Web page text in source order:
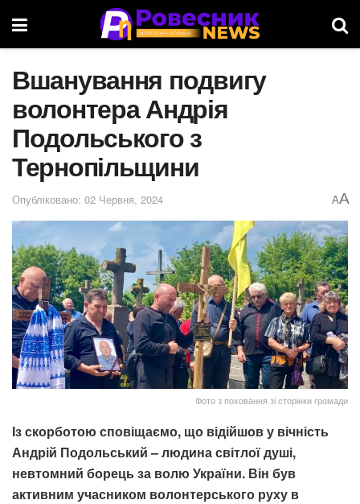
Вшанування подвигу
волонтера Андрія
Подольського з
Тернопільщини
Опубліковано: 02 Червня, 2024 AA
Фото з поховання зі сторінки громади
Із скорботою сповіщаємо, що відійшов у вічність
Андрій Подольський – людина світлої душі,
невтомний борець за волю України. Він був
активним учасником волонтерського руху в